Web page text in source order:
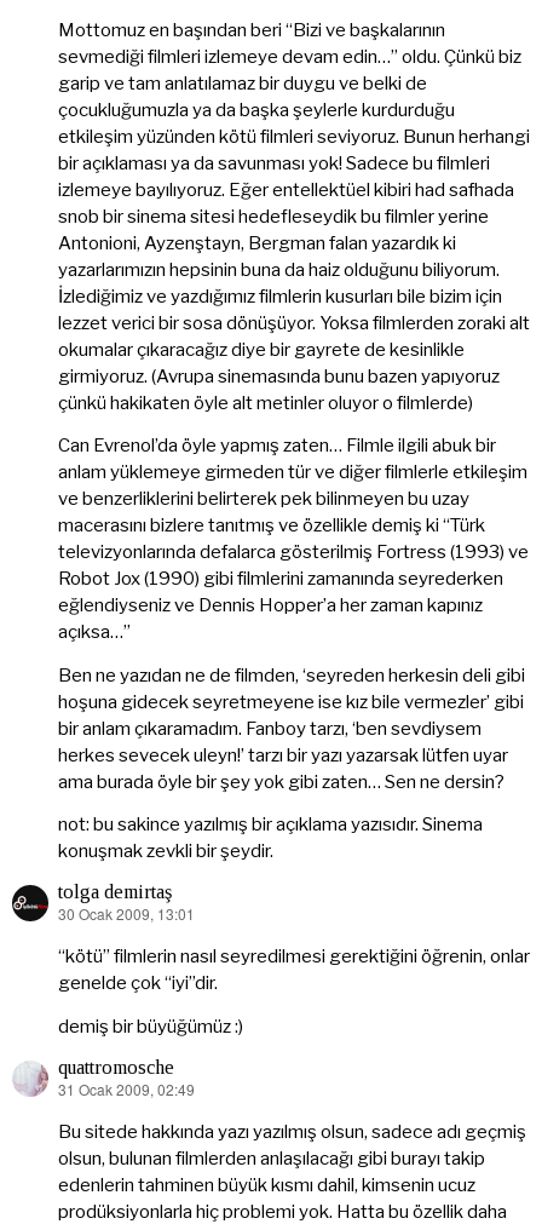
Mottomuz en başından beri “Bizi ve başkalarının
sevmediği filmleri izlemeye devam edin…” oldu. Çünkü biz
garip ve tam anlatılamaz bir duygu ve belki de
çocukluğumuzla ya da başka şeylerle kurdurduğu
etkileşim yüzünden kötü filmleri seviyoruz. Bunun herhangi
bir açıklaması ya da savunması yok! Sadece bu filmleri
izlemeye bayılıyoruz. Eğer entellektüel kibiri had safhada
snob bir sinema sitesi hedefleseydik bu filmler yerine
Antonioni, Ayzenştayn, Bergman falan yazardık ki
yazarlarımızın hepsinin buna da haiz olduğunu biliyorum.
İzlediğimiz ve yazdığımız filmlerin kusurları bile bizim için
lezzet verici bir sosa dönüşüyor. Yoksa filmlerden zoraki alt
okumalar çıkaracağız diye bir gayrete de kesinlikle
girmiyoruz. (Avrupa sinemasında bunu bazen yapıyoruz
çünkü hakikaten öyle alt metinler oluyor o filmlerde)
Can Evrenol’da öyle yapmış zaten… Filmle ilgili abuk bir
anlam yüklemeye girmeden tür ve diğer filmlerle etkileşim
ve benzerliklerini belirterek pek bilinmeyen bu uzay
macerasını bizlere tanıtmış ve özellikle demiş ki “Türk
televizyonlarında defalarca gösterilmiş Fortress (1993) ve
Robot Jox (1990) gibi filmlerini zamanında seyrederken
eğlendiyseniz ve Dennis Hopper’a her zaman kapınız
açıksa…”
Ben ne yazıdan ne de filmden, ‘seyreden herkesin deli gibi
hoşuna gidecek seyretmeyene ise kız bile vermezler’ gibi
bir anlam çıkaramadım. Fanboy tarzı, ‘ben sevdiysem
herkes sevecek uleyn!’ tarzı bir yazı yazarsak lütfen uyar
ama burada öyle bir şey yok gibi zaten… Sen ne dersin?
not: bu sakince yazılmış bir açıklama yazısıdır. Sinema
konuşmak zevkli bir şeydir.
tolga demirtaş
dedi
30 Ocak 2009, 13:01
“kötü” filmlerin nasıl seyredilmesi gerektiğini öğrenin, onlar
genelde çok “iyi”dir.
demiş bir büyüğümüz :)
quattromosche
dedi
31 Ocak 2009, 02:49
Bu sitede hakkında yazı yazılmış olsun, sadece adı geçmiş
olsun, bulunan filmlerden anlaşılacağı gibi burayı takip
edenlerin tahminen büyük kısmı dahil, kimsenin ucuz
prodüksiyonlarla hiç problemi yok. Hatta bu özellik daha